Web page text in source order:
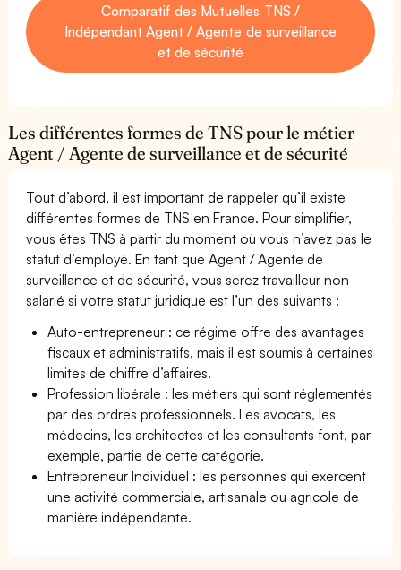
Comparatif des Mutuelles TNS /
Indépendant Agent / Agente de surveillance
et de sécurité
Les différentes formes de TNS pour le métier
Agent / Agente de surveillance et de sécurité
Tout d’abord, il est important de rappeler qu’il existe
différentes formes de TNS en France. Pour simplifier,
vous êtes TNS à partir du moment où vous n’avez pas le
statut d’employé. En tant que Agent / Agente de
surveillance et de sécurité, vous serez travailleur non
salarié si votre statut juridique est l’un des suivants :
Auto-entrepreneur : ce régime offre des avantages
fiscaux et administratifs, mais il est soumis à certaines
limites de chiffre d’affaires.
Profession libérale : les métiers qui sont réglementés
par des ordres professionnels. Les avocats, les
médecins, les architectes et les consultants font, par
exemple, partie de cette catégorie.
Entrepreneur Individuel : les personnes qui exercent
une activité commerciale, artisanale ou agricole de
manière indépendante.